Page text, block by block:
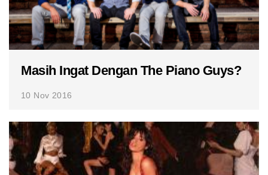
Masih Ingat Dengan The Piano Guys?
10 Nov 2016